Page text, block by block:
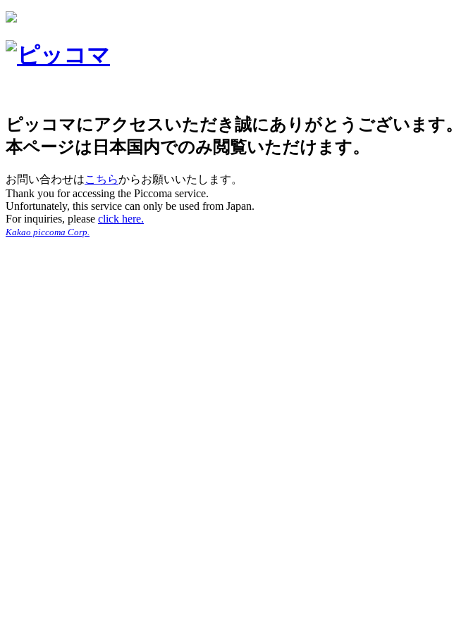
ピッコマにアクセスいただき誠にありがとうございます。
本ページは日本国内でのみ閲覧いただけます。
お問い合わせはこちらからお願いいたします。
Thank you for accessing the Piccoma service.
Unfortunately, this service can only be used from Japan.
For inquiries, please click here.
Kakao piccoma Corp.